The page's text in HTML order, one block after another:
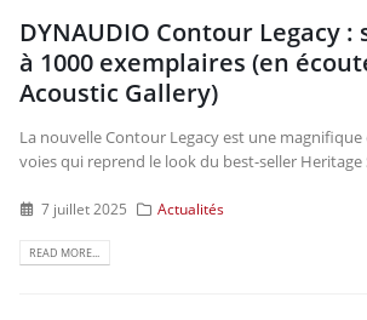
DYNAUDIO Contour Legacy
à 1000 exemplaires (en
Acoustic Gallery)
La nouvelle Contour Legacy est une
voies qui reprend le look du best-seller Heritage
7 juillet 2025 Actualités
READ MORE...